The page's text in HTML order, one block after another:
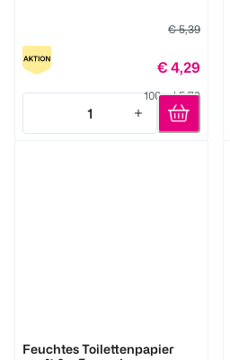
€ 5,39
€ 4,29
100 ml 5,72
1
Quantity: 1
Feuchtes Toilettenpapier